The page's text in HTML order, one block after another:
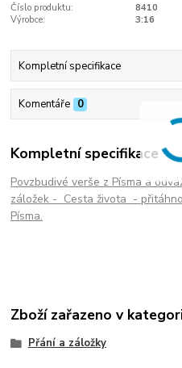
Číslo produktu:
8410
Výrobce:
3:16
Kompletní specifikace
Komentáře 0
Kompletní specifikace
Povzbudivé verše z Písma a
záložek - Cesta života -
Písma.
Zboží zařazeno v
Přání a záložky